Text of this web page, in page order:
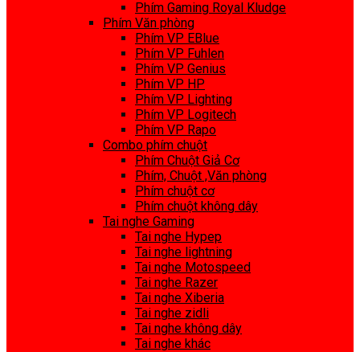
Phím Gaming Royal Kludge
Phím Văn phòng
Phím VP EBlue
Phím VP Fuhlen
Phím VP Genius
Phím VP HP
Phím VP Lighting
Phím VP Logitech
Phím VP Rapo
Combo phím chuột
Phím Chuột Giả Cơ
Phím, Chuột ,Văn phòng
Phím chuột cơ
Phím chuột không dây
Tai nghe Gaming
Tai nghe Hypep
Tai nghe lightning
Tai nghe Motospeed
Tai nghe Razer
Tai nghe Xiberia
Tai nghe zidli
Tai nghe không dây
Tai nghe khác